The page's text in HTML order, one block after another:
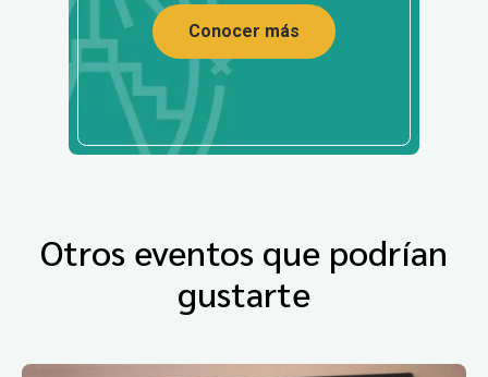
Conocer más
Otros eventos que podrían
gustarte